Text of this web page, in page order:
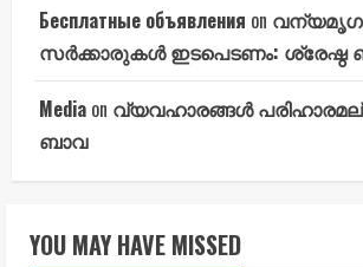
Бесплатные объявления on
സർക്കാരുകൾ ഇടപെടണം: ശ്രേഷ്ഠ
Media on വ്യവഹാരങ്ങൾ
ബാവ
YOU MAY HAVE MISSED